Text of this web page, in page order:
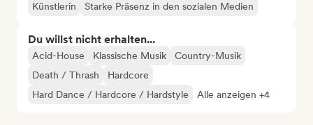
Künstlerin Starke Präsenz in den sozialen Medien
Du willst nicht erhalten...
Acid-House Klassische Musik
Country-Musik
Death / Thrash
Hardcore
Hard Dance / Hardcore / Hardstyle
Alle anzeigen +4